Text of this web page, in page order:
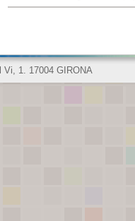
Vi, 1. 17004 GIRONA